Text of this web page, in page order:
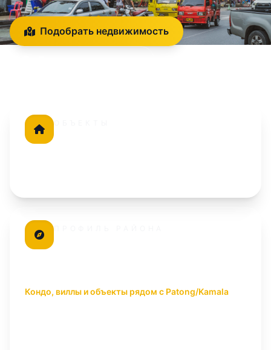
Подобрать недвижимость
Кондо, виллы и объекты рядом с Patong/Kamala